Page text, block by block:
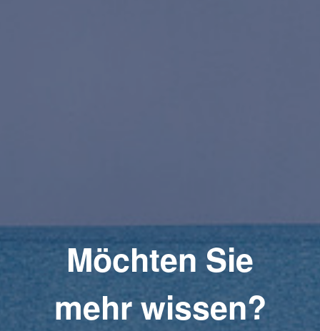
Möchten Sie
mehr wissen?